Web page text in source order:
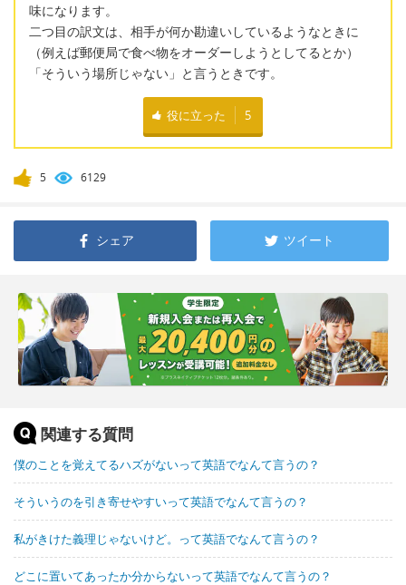
味になります。
二つ目の訳文は、相手が何か勘違いしているようなときに
（例えば郵便局で食べ物をオーダーしようとしてるとか）
「そういう場所じゃない」と言うときです。
役に立った 5
5 6129
シェア ツイート
関連する質問
僕のことを覚えてるハズがないって英語でなんて言うの？
そういうのを引き寄せやすいって英語でなんて言うの？
私がきけた義理じゃないけど。って英語でなんて言うの？
どこに置いてあったか分からないって英語でなんて言うの？